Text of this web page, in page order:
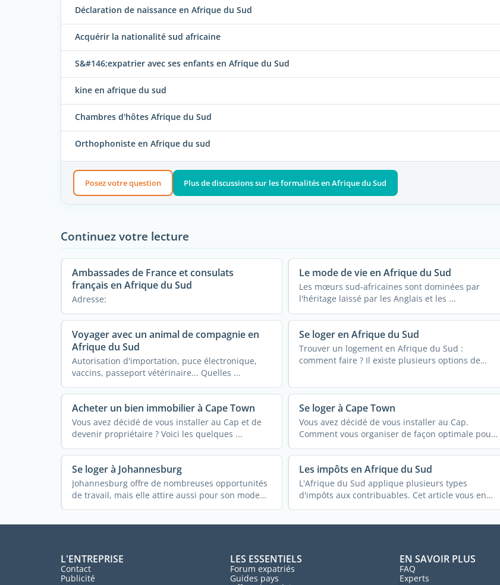
Déclaration de naissance en Afrique du Sud
Acquérir la nationalité sud africaine
S&#146;expatrier avec ses enfants en Afrique du Sud
kine en afrique du sud
Chambres d'hôtes Afrique du Sud
Orthophoniste en Afrique du sud
Posez votre question Plus de discussions sur les formalités en Afrique du Sud
Continuez votre lecture
Ambassades de France et consulats
français en Afrique du Sud
Adresse:
Le mode de vie en Afrique du Sud
Les mœurs sud-africaines sont dominées par
l'héritage laissé par les Anglais et les ...
Voyager avec un animal de compagnie en
Afrique du Sud
Autorisation d'importation, puce électronique,
vaccins, passeport vétérinaire... Quelles ...
Se loger en Afrique du Sud
Trouver un logement en Afrique du Sud :
comment faire ? Il existe plusieurs options de
Acheter un bien immobilier à Cape Town
Vous avez décidé de vous installer au Cap et de
devenir propriétaire ? Voici les quelques ...
Se loger à Cape Town
Vous avez décidé de vous installer au Cap.
Comment vous organiser de façon optimale pour
trouver ...
Se loger à Johannesburg
Johannesburg offre de nombreuses opportunités
de travail, mais elle attire aussi pour son mode
de vie. Y ...
Les impôts en Afrique du Sud
L'Afrique du Sud applique plusieurs types
d'impôts aux contribuables. Cet article vous en
dit plus sur les ...
L'ENTREPRISE
Contact
Publicité
LES ESSENTIELS
Forum expatriés
Guides pays
EN SAVOIR PLUS
FAQ
Experts